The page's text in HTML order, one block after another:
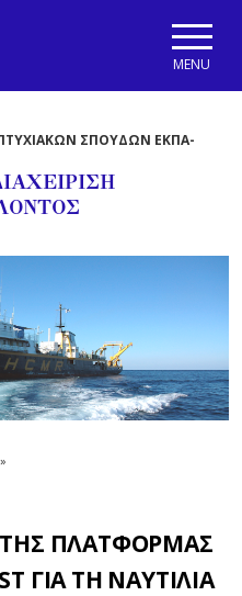
MENU
ΣΠΟΥΔΩΝ ΕΚΠΑ-
»
ΤΗΣ ΠΛΑΤΦΟΡΜΑΣ
ΓΙΑ ΤΗ ΝΑΥΤΙΛΙΑ